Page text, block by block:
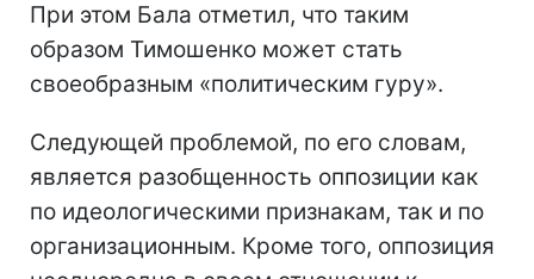
При этом Бала отметил, что таким
образом Тимошенко может стать
своеобразным «политическим гуру».
Следующей проблемой, по его словам,
является разобщенность оппозиции как
по идеологическими признакам, так и по
организационным. Кроме того, оппозиция